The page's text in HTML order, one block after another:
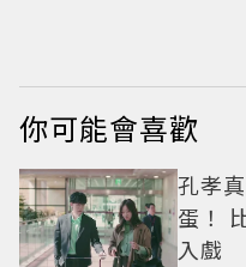
私藏必逛名單
你可能會喜歡
孔孝
蛋！
入戲